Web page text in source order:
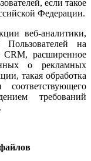
если такое
Федерации.
веб-аналитики,
Пользователей на
расширенное
о рекламных
такая обработка
требований